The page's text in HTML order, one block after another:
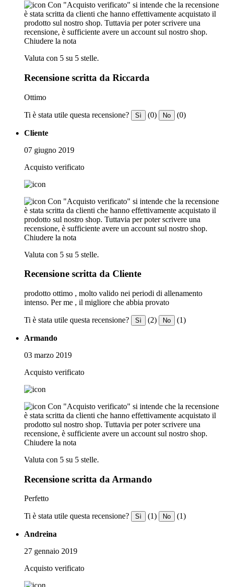
Con "Acquisto verificato" si intende che la recensione
è stata scritta da clienti che hanno effettivamente acquistato il
prodotto sul nostro shop. Tuttavia per poter scrivere una
recensione, è sufficiente avere un account sul nostro shop.
Chiudere la nota
Valuta con 5 su 5 stelle.
Recensione scritta da Riccarda
Ottimo
Ti è stata utile questa recensione? Sì (0) No (0)
Cliente
07 giugno 2019
Acquisto verificato
Con "Acquisto verificato" si intende che la recensione
è stata scritta da clienti che hanno effettivamente acquistato il
prodotto sul nostro shop. Tuttavia per poter scrivere una
recensione, è sufficiente avere un account sul nostro shop.
Chiudere la nota
Valuta con 5 su 5 stelle.
Recensione scritta da Cliente
prodotto ottimo , molto valido nei periodi di allenamento
intenso. Per me , il migliore che abbia provato
Ti è stata utile questa recensione? Sì (2) No (1)
Armando
03 marzo 2019
Acquisto verificato
Con "Acquisto verificato" si intende che la recensione
è stata scritta da clienti che hanno effettivamente acquistato il
prodotto sul nostro shop. Tuttavia per poter scrivere una
recensione, è sufficiente avere un account sul nostro shop.
Chiudere la nota
Valuta con 5 su 5 stelle.
Recensione scritta da Armando
Perfetto
Ti è stata utile questa recensione? Sì (1) No (1)
Andreina
27 gennaio 2019
Acquisto verificato